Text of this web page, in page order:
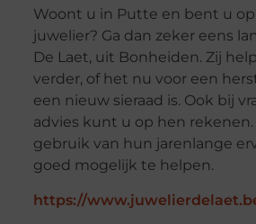
Woont u in Putte en bent u op
juwelier? Ga dan zeker eens
De Laet, uit Bonheiden. Zij
verder, of het nu voor een
een nieuw sieraad is. Ook bij
advies kunt u op hen rekenen.
gebruik van hun jarenlange
goed mogelijk te helpen.
https://